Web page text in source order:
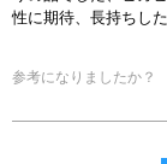
性に期待、長持ちした
参考になりましたか？